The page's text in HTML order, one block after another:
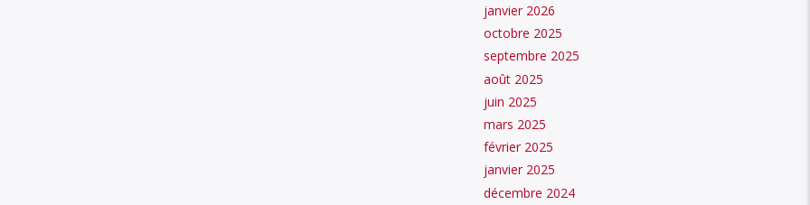
janvier 2026
octobre 2025
septembre 2025
août 2025
juin 2025
mars 2025
février 2025
janvier 2025
décembre 2024